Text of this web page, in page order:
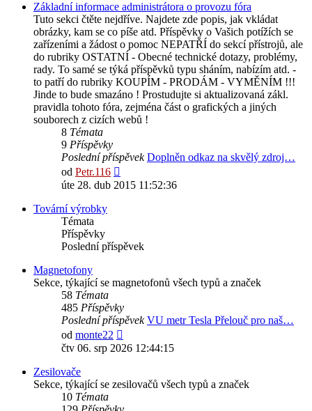
Základní informace administrátora o provozu fóra
Tuto sekci čtěte nejdříve. Najdete zde popis, jak vkládat
obrázky, kam se co píše atd. Příspěvky o Vašich potížích se
zařízeními a žádost o pomoc NEPATŘÍ do sekcí přístrojů, ale
do rubriky OSTATNÍ - Obecné technické dotazy, problémy,
rady. To samé se týká příspěvků typu sháním, nabízím atd. -
to patří do rubriky KOUPÍM - PRODÁM - VYMĚNÍM !!!
Jinde to bude smazáno ! Prostudujte si aktualizovaná zákl.
pravidla tohoto fóra, zejména část o grafických a jiných
souborech z cizích webů !
8 Témata
9 Příspěvky
Poslední příspěvek Doplněn odkaz na skvělý zdroj…
od Petr.116
poslední
úte 28. dub 2015 11:52:36
Tovární výrobky
Témata
Příspěvky
Poslední příspěvek
Magnetofony
Sekce, týkající se magnetofonů všech typů a značek
58 Témata
485 Příspěvky
Poslední příspěvek VU metr Tesla Přelouč pro naš…
od monte22
poslední
čtv 06. srp 2026 12:44:15
Zesilovače
Sekce, týkající se zesilovačů všech typů a značek
10 Témata